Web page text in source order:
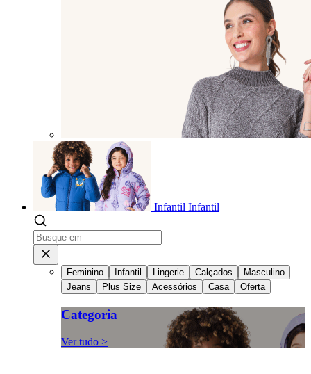
Infantil Infantil
Feminino Infantil Lingerie Calçados
Masculino
Jeans
Plus Size Acessórios Casa Oferta
Categoria
Ver tudo >